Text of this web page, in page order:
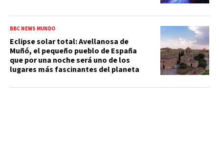
BBC NEWS MUNDO
Eclipse solar total: Avellanosa de
Muñó, el pequeño pueblo de España
que por una noche será uno de los
lugares más fascinantes del planeta